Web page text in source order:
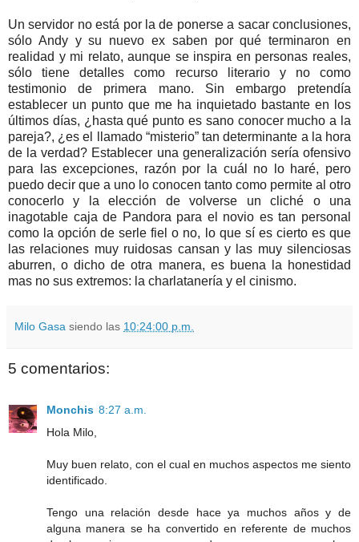
Un servidor no está por la de ponerse a sacar conclusiones,
sólo Andy y su nuevo ex saben por qué terminaron en
realidad y mi relato, aunque se inspira en personas reales,
sólo tiene detalles como recurso literario y no como
testimonio de primera mano. Sin embargo pretendía
establecer un punto que me ha inquietado bastante en los
últimos días, ¿hasta qué punto es sano conocer mucho a la
pareja?, ¿es el llamado “misterio” tan determinante a la hora
de la verdad? Establecer una generalización sería ofensivo
para las excepciones, razón por la cuál no lo haré, pero
puedo decir que a uno lo conocen tanto como permite al otro
conocerlo y la elección de volverse un cliché o una
inagotable caja de Pandora para el novio es tan personal
como la opción de serle fiel o no, lo que sí es cierto es que
las relaciones muy ruidosas cansan y las muy silenciosas
aburren, o dicho de otra manera, es buena la honestidad
mas no sus extremos: la charlatanería y el cinismo.
Milo Gasa siendo las 10:24:00 p.m.
5 comentarios:
Monchis 8:27 a.m.
Hola Milo,
Muy buen relato, con el cual en muchos aspectos me siento
identificado.
Tengo una relación desde hace ya muchos años y de
alguna manera se ha convertido en referente de muchos